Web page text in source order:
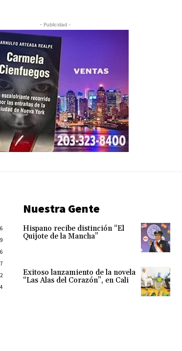
- Publicidad -
2
Nuestra Gente
Hispano recibe distinción “El
Quijote de la Mancha”
Exitoso lanzamiento de la novela
“Las Alas del Corazón”, en Cali